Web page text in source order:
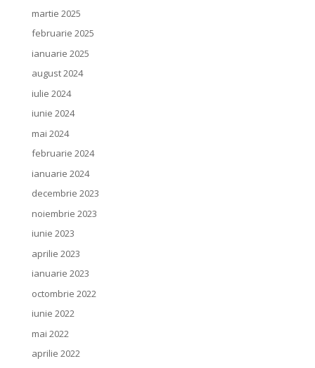
martie 2025
februarie 2025
ianuarie 2025
august 2024
iulie 2024
iunie 2024
mai 2024
februarie 2024
ianuarie 2024
decembrie 2023
noiembrie 2023
iunie 2023
aprilie 2023
ianuarie 2023
octombrie 2022
iunie 2022
mai 2022
aprilie 2022